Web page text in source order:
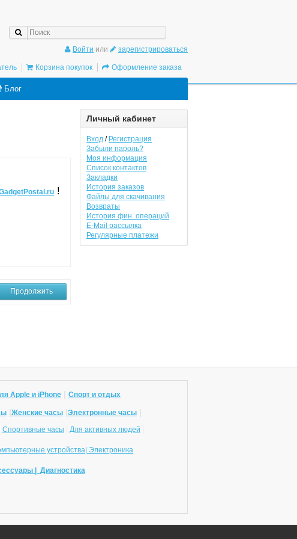
Войти или зарегистрироваться
Корзина покупок Оформление заказа
Блог
Личный кабинет
Вход / Регистрация
Забыли пароль?
Моя информация
Список контактов
Закладки
История заказов
Файлы для скачивания
Возвраты
История фин. операций
E-Mail рассылка
Регулярные платежи
!
Продолжить
Apple и iPhone Спорт и отдых
Женские часы Электронные часы
Спортивные часы Для активных людей
устройства| Электроника
| Диагностика